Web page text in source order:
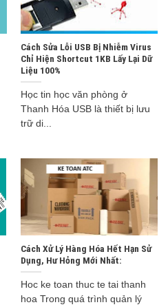
Cách Sửa Lỗi USB Bị Nhiễm Virus
Chỉ Hiện Shortcut 1KB Lấy Lại Dữ
Liệu 100%
Học tin học văn phòng ở
Thanh Hóa USB là thiết bị lưu
trữ di...
Cách Xử Lý Hàng Hóa Hết Hạn Sử
Dụng, Hư Hỏng Mới Nhất:
Hoc ke toan thuc te tai thanh
hoa Trong quá trình quản lý